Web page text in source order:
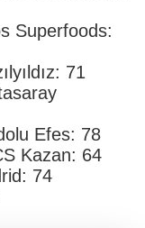
Superfoods:
71
Efes: 78
Kazan: 64
74